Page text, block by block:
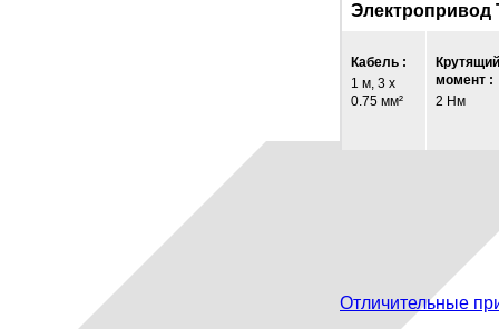
Электропривод
Кабель :
1 м, 3 x
0.75 мм²
Крутящий
момент :
2 Нм
Отличительные